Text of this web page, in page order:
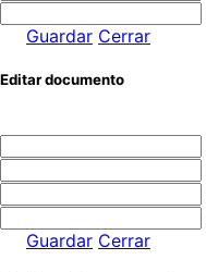
Guardar Cerrar
Editar documento
Guardar Cerrar